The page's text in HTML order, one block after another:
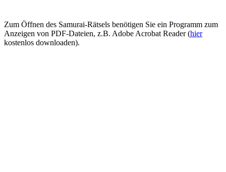
Zum Öffnen des Samurai-Rätsels benötigen Sie ein Programm zum
Anzeigen von PDF-Dateien, z.B. Adobe Acrobat Reader (hier
kostenlos downloaden).